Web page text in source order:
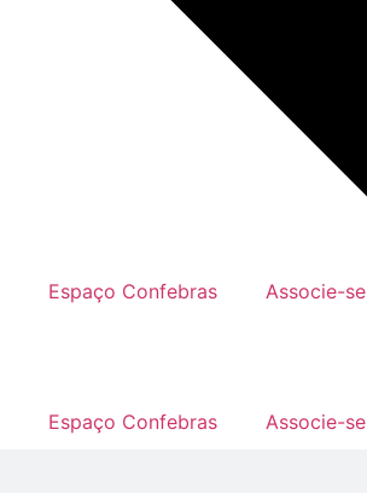
Espaço Confebras Associe-se
Espaço Confebras
Associe-se